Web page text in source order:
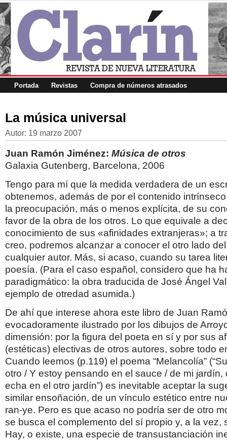
Portada Revistas Compra de números atrasados
La música universal
Autor: 19 marzo 2007
Juan Ramón Jiménez: Música de otros
Galaxia Gutenberg, Barcelona, 2006
Tengo para mí que la medida verdadera de un
obtenemos, además de por el contenido
la preocupación, más o menos explícita, de su
favor de la obra de los otros. Lo que equivale a
conocimiento de sus «afinidades extranjeras»; a
creo, podremos alcanzar a conocer el otro lado
cualquier autor. Más, si acaso, cuando su tarea
poesía. (Para el caso español, considero que ha
paradigmático: la obra traducida de José Ángel
ejemplo de otredad asumida.)
De ahí que interese ahora este libro de Juan
evocadoramente ilustrado por los dibujos de
dimensión: por la figura del poeta en sí y por sus
(estéticas) electivas de otros autores, sobre todo
Cuando leemos (p.119) el poema “Melancolía”
otro / Y estoy pensando en el sauce / de mi jardín,
echa en el otro jardín”) es inevitable aceptar la
similar ensoñación, de un vínculo estético entre
ran-ye. Pero es que acaso no podría ser de otro
se busca el complemento del sí propio y, a la vez,
Hay, o existe, una especie de transustanciación